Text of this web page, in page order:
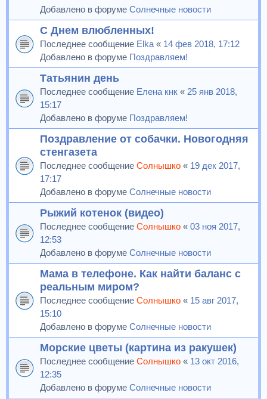
Добавлено в форуме Солнечные новости
С Днем влюбленных!
Последнее сообщение Elka « 14 фев 2018, 17:12
Добавлено в форуме Поздравляем!
Татьянин день
Последнее сообщение Елена кнк « 25 янв 2018,
15:17
Добавлено в форуме Поздравляем!
Поздравление от собачки. Новогодняя
стенгазета
Последнее сообщение Солнышко « 19 дек 2017,
17:17
Добавлено в форуме Солнечные новости
Рыжий котенок (видео)
Последнее сообщение Солнышко « 03 ноя 2017,
12:53
Добавлено в форуме Солнечные новости
Мама в телефоне. Как найти баланс с
реальным миром?
Последнее сообщение Солнышко « 15 авг 2017,
15:10
Добавлено в форуме Солнечные новости
Морские цветы (картина из ракушек)
Последнее сообщение Солнышко « 13 окт 2016,
12:35
Добавлено в форуме Солнечные новости